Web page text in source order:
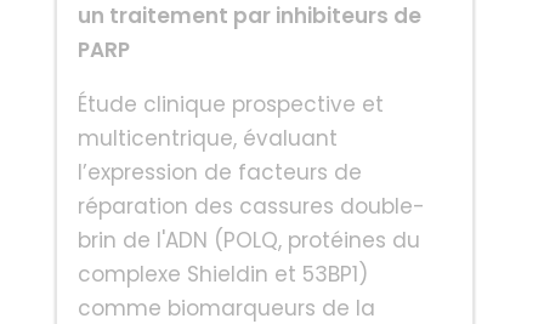
un traitement par inhibiteurs de
PARP
Étude clinique prospective et
multicentrique, évaluant
l’expression de facteurs de
réparation des cassures double-
brin de l'ADN (POLQ, protéines du
complexe Shieldin et 53BP1)
comme biomarqueurs de la